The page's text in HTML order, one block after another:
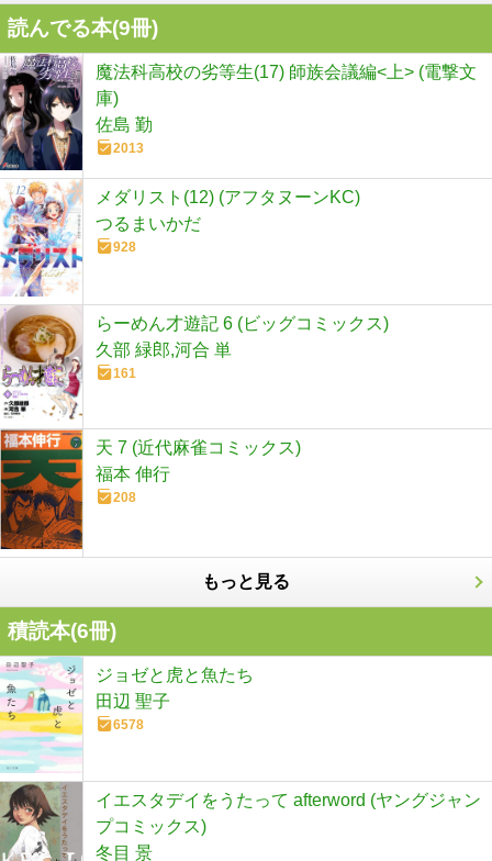
読んでる本(9冊)
魔法科高校の劣等生(17) 師族会議編<上> (電撃文
庫)
佐島 勤
2013
メダリスト(12) (アフタヌーンKC)
つるまいかだ
928
らーめん才遊記 6 (ビッグコミックス)
久部 緑郎,河合 単
161
天 7 (近代麻雀コミックス)
福本 伸行
208
もっと見る
積読本(6冊)
ジョゼと虎と魚たち
田辺 聖子
6578
イエスタデイをうたって afterword (ヤングジャン
プコミックス)
冬目 景